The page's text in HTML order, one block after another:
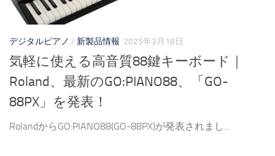
デジタルピアノ / 新製品情報 2025年3月18日
気軽に使える高音質88鍵キーボード｜
Roland、最新のGO:PIANO88、「GO-
88PX」を発表！
RolandからGO:PIANO88(GO-88PX)が発表されまし...